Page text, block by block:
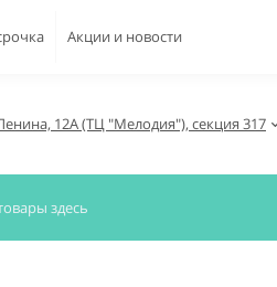
Акции и новости
12А (ТЦ "Мелодия"), секция 317